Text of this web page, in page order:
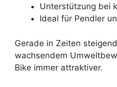
Unterstützung bei
Ideal für Pendler
Gerade in Zeiten
wachsendem
Bike immer attraktiver.